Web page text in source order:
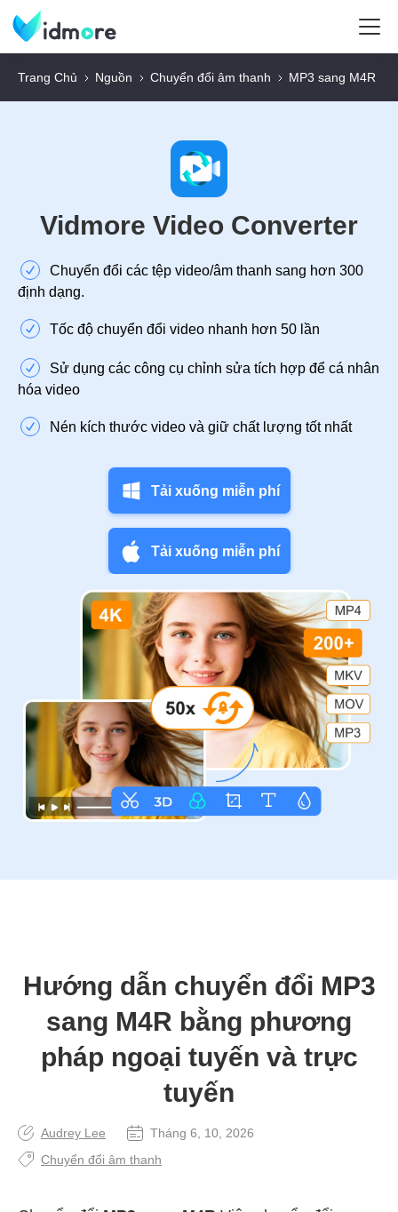
Trang Chủ Nguồn Chuyển đổi âm thanh MP3 sang M4R
Vidmore Video Converter
Chuyển đổi các tệp video/âm thanh sang hơn 300
định dạng.
Tốc độ chuyển đổi video nhanh hơn 50 lần
Sử dụng các công cụ chỉnh sửa tích hợp để cá nhân
hóa video
Nén kích thước video và giữ chất lượng tốt nhất
Tải xuống miễn phí
Tải xuống miễn phí
Hướng dẫn chuyển đổi MP3
sang M4R bằng phương
pháp ngoại tuyến và trực
tuyến
Audrey Lee
Tháng 6, 10, 2026
Chuyển đổi âm thanh